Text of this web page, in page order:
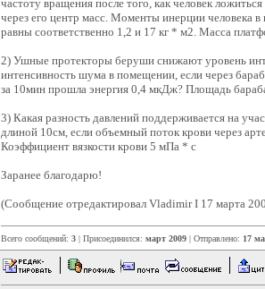
частоту вращения после того, как человек
через его центр масс. Моменты инерции человека
равны соответственно 1,2 и 17 кг * м2. Масса
2) Ушные протекторы беруши снижают уровень
интенсивность шума в помещении, если через
за 10мин прошла энергия 0,4 мкДж? Площадь
3) Какая разность давлений поддерживается на
длиной 10см, если объемный поток крови через
Коэффициент вязкости крови 5 мПа * с
Заранее благодарю!
(Сообщение отредактировал Vladimir I 17 марта
Всего сообщений: 3 | Присоединился: март 2009 | Отправлено: 17